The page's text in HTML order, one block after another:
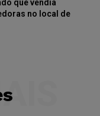
que vendia
no local de